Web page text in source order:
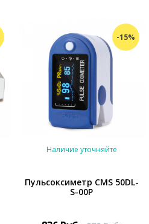
-15%
Наличие уточняйте
Пульсоксиметр CMS 50DL-
S-00P